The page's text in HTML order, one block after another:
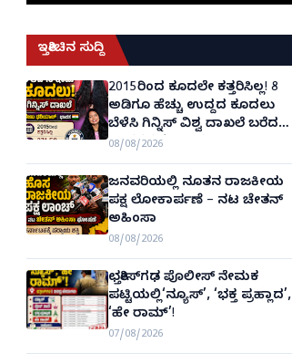
ಇತ್ತೀಚಿನ ಸುದ್ದಿ
2015ರಿಂದ ಕೂದಲೇ ಕತ್ತರಿಸಿಲ್ಲ! 8
ಅಡಿಗೂ ಹೆಚ್ಚು ಉದ್ದದ ಕೂದಲು
ಬೆಳೆಸಿ ಗಿನ್ನಿಸ್ ವಿಶ್ವ ದಾಖಲೆ ಬರೆದ
ಭಾರತದ ರೇಣು ಧರಿಯಾಲ್!
08/08/2026
ಜನವರಿಯಲ್ಲಿ ನೂತನ ರಾಜಕೀಯ
ಪಕ್ಷ ಲೋಕಾರ್ಪಣೆ – ನಟ ಚೇತನ್
ಅಹಿಂಸಾ
08/08/2026
ಛತ್ತೀಸ್‌ಗಢ ಪೊಲೀಸ್ ನೇಮಕ
ಪಟ್ಟಿಯಲ್ಲಿ‘ನ್ಯೂಸ್’, ‘ಭಕ್ತ ಪ್ರಹ್ಲಾದ’,
‘ಹೇ ರಾಮ್’!
07/08/2026